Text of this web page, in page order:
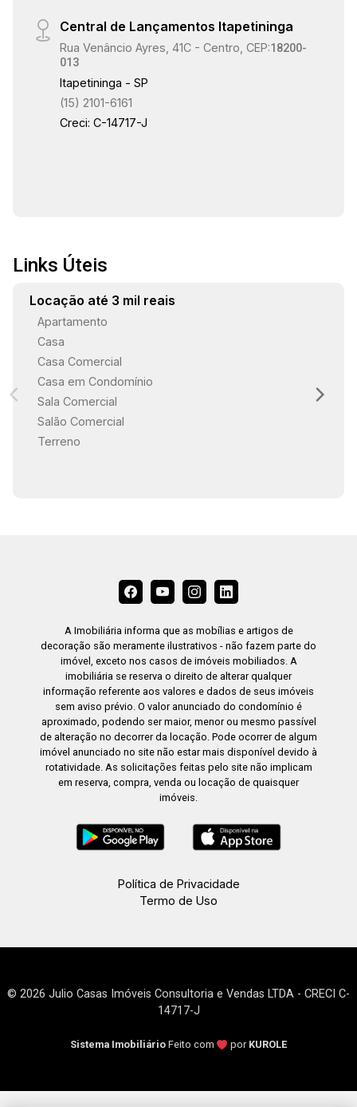
16:00
16:30
17:30
18:00
18:30
Central de Lançamentos Itapetininga
Rua Venâncio Ayres, 41C - Centro, CEP:18200-
013
Itapetininga - SP
(15) 2101-6161
Creci: C-14717-J
Links Úteis
Locação até 3 mil reais
Apartamento
Casa
Casa Comercial
Casa em Condomínio
Sala Comercial
Salão Comercial
Terreno
A Imobiliária informa que as mobílias e artigos de
decoração são meramente ilustrativos - não fazem parte do
imóvel, exceto nos casos de imóveis mobiliados. A
imobiliária se reserva o direito de alterar qualquer
informação referente aos valores e dados de seus imóveis
sem aviso prévio. O valor anunciado do condomínio é
aproximado, podendo ser maior, menor ou mesmo passível
de alteração no decorrer da locação. Pode ocorrer de algum
imóvel anunciado no site não estar mais disponível devido à
rotatividade. As solicitações feitas pelo site não implicam
em reserva, compra, venda ou locação de quaisquer
imóveis.
Política de Privacidade
Termo de Uso
© 2026 Julio Casas Imóveis Consultoria e Vendas LTDA - CRECI C-
14717-J
Sistema Imobiliário Feito com por KUROLE